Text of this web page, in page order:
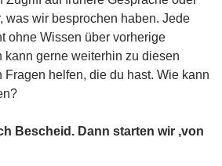
was wir besprochen haben. Jede
ohne Wissen über vorherige
kann gerne weiterhin zu diesen
Fragen helfen, die du hast. Wie kann
Bescheid. Dann starten wir ‚von